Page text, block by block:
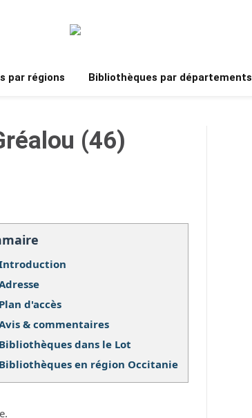
par régions Bibliothèques par départements
(46)
Plan d'accès
& commentaires
Bibliothèques dans le Lot
Bibliothèques en région Occitanie